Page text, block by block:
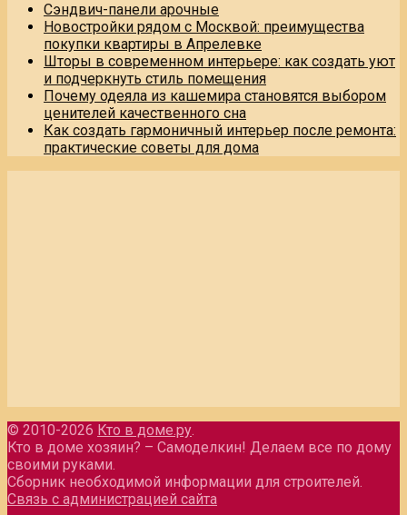
Сэндвич-панели арочные
Новостройки рядом с Москвой: преимущества
покупки квартиры в Апрелевке
Шторы в современном интерьере: как создать уют
и подчеркнуть стиль помещения
Почему одеяла из кашемира становятся выбором
ценителей качественного сна
Как создать гармоничный интерьер после ремонта:
практические советы для дома
© 2010-2026 Кто в доме.ру.
Кто в доме хозяин? – Самоделкин! Делаем все по дому
своими руками.
Сборник необходимой информации для строителей.
Связь с администрацией сайта